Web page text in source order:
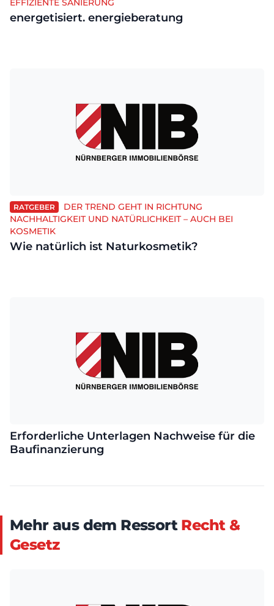
EFFIZIENTE SANIERUNG
energetisiert. energieberatung
RATGEBER
DER TREND GEHT IN RICHTUNG
NACHHALTIGKEIT UND NATÜRLICHKEIT – AUCH BEI
KOSMETIK
Wie natürlich ist Naturkosmetik?
Erforderliche Unterlagen Nachweise für die
Baufinanzierung
Mehr aus dem Ressort Recht &
Gesetz